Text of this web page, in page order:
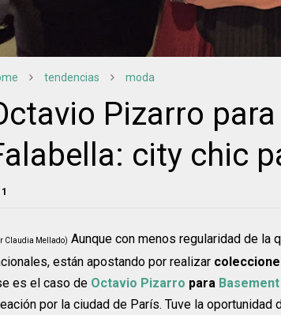
tendencias moda
Pizarro
city chic
1
Claudia Mellado) Aunque con menos regularidad de la
están apostando por realizar
es el caso de Octavio Pizarro para Basement
por la ciudad de París. Tuve la